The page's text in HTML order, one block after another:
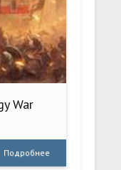
War
Подробнее